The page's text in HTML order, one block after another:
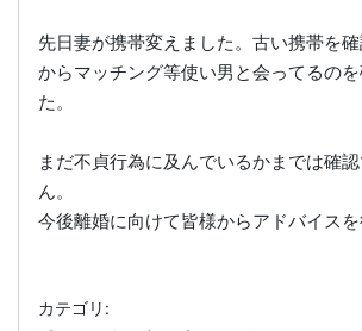
先日妻が携帯変えました。古い携帯を
からマッチング等使い男と会ってるの
た。
まだ不貞行為に及んでいるかまでは確
ん。
今後離婚に向けて皆様からアドバイス
カテゴリ: